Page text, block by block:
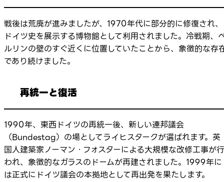
戦後は荒廃が進みましたが、1970年代に部分的に修復され、
ドイツ史を展示する博物館として利用されました。冷戦期、
ルリンの壁のすぐ近くに位置していたことから、象徴的な存
であり続けました。
再統一と復活
1990年、東西ドイツの再統一後、新しい連邦議会
（Bundestag）の場としてライヒスタークが選ばれます。英
国人建築家ノーマン・フォスターによる大規模な改修工事が行
われ、象徴的なガラスのドームが再建されました。1999年に
は正式にドイツ議会の本拠地として再出発を果たします。